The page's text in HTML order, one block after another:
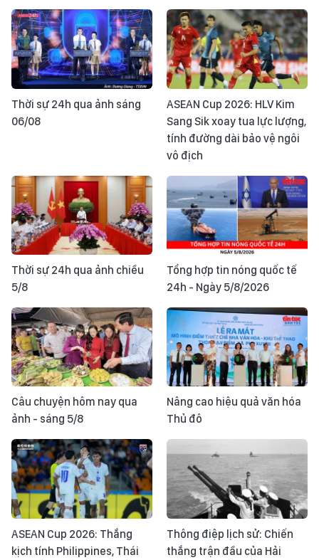
Thời sự 24h qua ảnh sáng
06/08
ASEAN Cup 2026: HLV Kim
Sang Sik xoay tua lực lượng,
tính đường dài bảo vệ ngôi
vô địch
Thời sự 24h qua ảnh chiều
5/8
Tổng hợp tin nóng quốc tế
24h - Ngày 5/8/2026
Câu chuyện hôm nay qua
ảnh - sáng 5/8
Nâng cao hiệu quả văn hóa
Thủ đô
ASEAN Cup 2026: Thắng
kịch tính Philippines, Thái
Thông điệp lịch sử: Chiến
thắng trận đầu của Hải